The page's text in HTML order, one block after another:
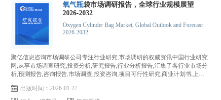
氧气瓶袋市场调研报告，全球行业规模展望
2026-2032
Oxygen Cylinder Bag Market, Global Outlook and Forecast
2026-2032
聚亿信息咨询市场调研公司专注行业研究,市场调研的权威资讯中国行业研究
网,从事市场调查研究,投资分析,研究报告,行业分析报告,汇集了各行业市场分
析,预测报告,咨询报告,市场调查,投资咨询,项目可行性研究,商业计划书,上市
出版时间：2026-01-27